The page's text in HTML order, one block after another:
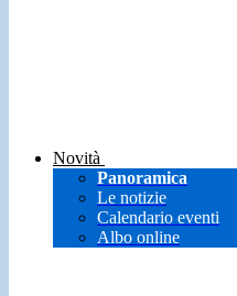
Novità
Panoramica
Le notizie
Calendario eventi
Albo online